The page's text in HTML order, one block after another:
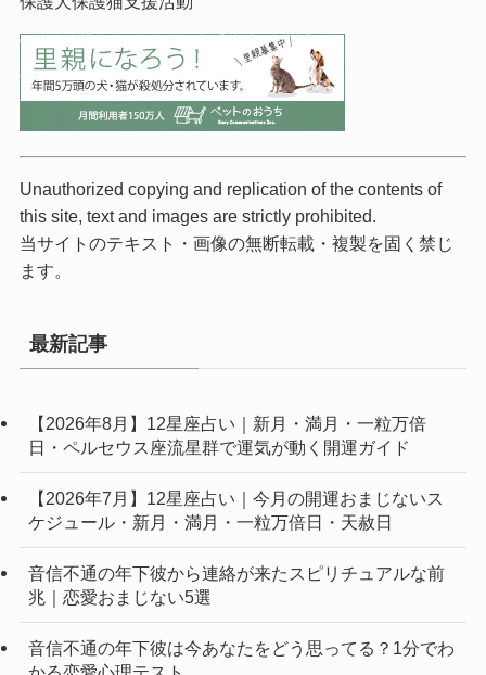
Unauthorized copying and replication of the contents of
this site, text and images are strictly prohibited.
当サイトのテキスト・画像の無断転載・複製を固く禁じ
ます。
最新記事
【2026年8月】12星座占い｜新月・満月・一粒万倍
日・ペルセウス座流星群で運気が動く開運ガイド
【2026年7月】12星座占い｜今月の開運おまじないス
ケジュール・新月・満月・一粒万倍日・天赦日
音信不通の年下彼から連絡が来たスピリチュアルな前
兆｜恋愛おまじない5選
音信不通の年下彼は今あなたをどう思ってる？1分でわ